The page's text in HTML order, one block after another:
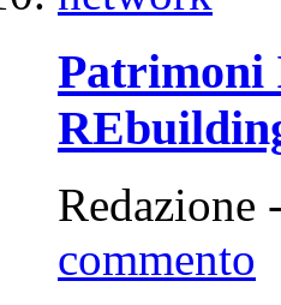
Patrimoni
commento